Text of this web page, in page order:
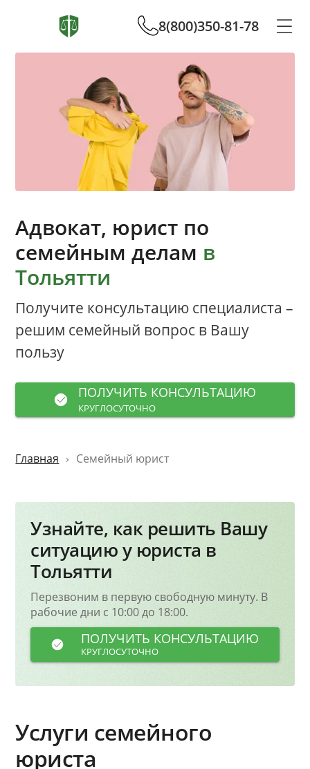
8(800)350-81-78
Адвокат, юрист по
семейным делам в
Тольятти
Получите консультацию специалиста –
решим семейный вопрос в Вашу
пользу
ПОЛУЧИТЬ КОНСУЛЬТАЦИЮ
КРУГЛОСУТОЧНО
Главная Семейный юрист
Узнайте, как решить Вашу
ситуацию у юриста в
Тольятти
Перезвоним в первую свободную минуту. В
рабочие дни с 10:00 до 18:00.
ПОЛУЧИТЬ КОНСУЛЬТАЦИЮ
КРУГЛОСУТОЧНО
Услуги семейного
юриста